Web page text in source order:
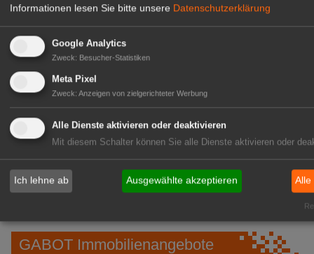
Gärtnerei Hanns
Mitarbeiter (m/w/d) für unsere
Herongen
GABOT Immobilienangebote
Informationen lesen Sie bitte unsere Datenschutzerklärung
Google Analytics
Zweck: Besucher-Statistiken
Meta Pixel
Zweck: Anzeigen von zielgerichteter Werbung
Alle Dienste aktivieren oder deaktivieren
Mit diesem Schalter können Sie alle Dienste aktivieren oder
Ich lehne ab Ausgewählte akzeptieren Alle